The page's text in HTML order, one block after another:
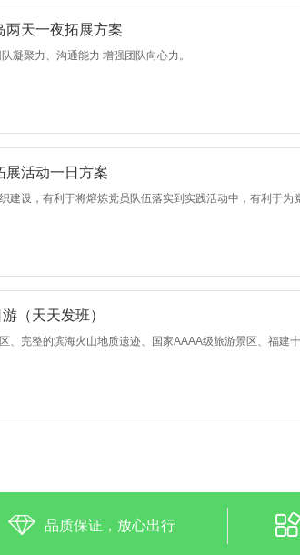
两天一夜拓展方案
凝聚力、沟通能力 增强团队向心力。
展活动一日方案
（天天发班）
品质保证，放心出行